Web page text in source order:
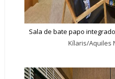
Sala de bate papo
Kílaris/Aquiles